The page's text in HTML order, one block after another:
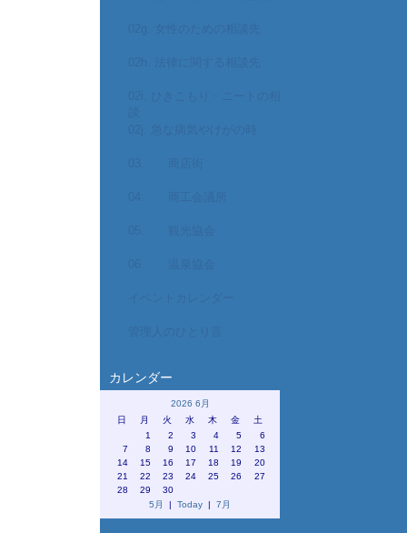
カレンダー
2026 6月
日
月 火 水 木 金
土
1
2 3 4 5
6
7
8 9 10 11 12
13
14
15 16 17 18 19
20
21
22 23 24 25 26
27
28
29
30
5月
| Today | 7月